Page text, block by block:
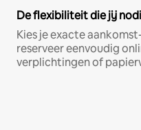
De flexibiliteit die jij
Kies je exacte
reserveer eenvoudig
verplichtingen of